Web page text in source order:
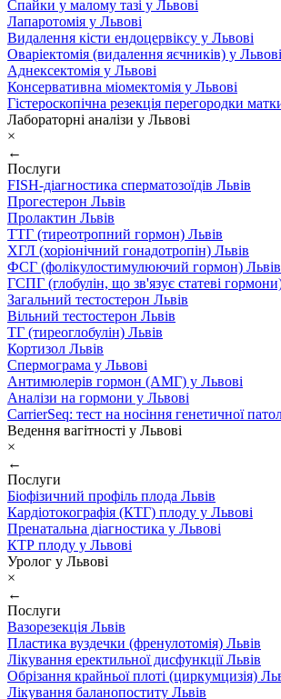
Спайки у малому тазі у Львові
Лапаротомія у Львові
Видалення кісти ендоцервіксу у Львові
Оваріектомія (видалення яєчників) у Львові
Аднексектомія у Львові
Консервативна міомектомія у Львові
Гістероскопічна резекція перегородки
Лабораторні аналізи у Львові
×
←
Послуги
FISH-діагностика сперматозоїдів Львів
Прогестерон Львів
Пролактин Львів
ТТГ (тиреотропний гормон) Львів
ХГЛ (хоріонічний гонадотропін) Львів
ФСГ (фолікулостимулюючий гормон) Львів
ГСПГ (глобулін, що зв'язує статеві
Загальний тестостерон Львів
Вільний тестостерон Львів
ТГ (тиреоглобулін) Львів
Кортизол Львів
Спермограма у Львові
Антимюлерів гормон (АМГ) у Львові
Аналізи на гормони у Львові
CarrierSeq: тест на носіння генетичної
Ведення вагітності у Львові
×
←
Послуги
Біофізичний профіль плода Львів
Кардіотокографія (КТГ) плоду у Львові
Пренатальна діагностика у Львові
КТР плоду у Львові
Уролог у Львові
×
←
Послуги
Вазорезекція Львів
Пластика вуздечки (френулотомія) Львів
Лікування еректильної дисфункції Львів
Обрізання крайньої плоті (циркумцизія)
Лікування баланопоститу Львів